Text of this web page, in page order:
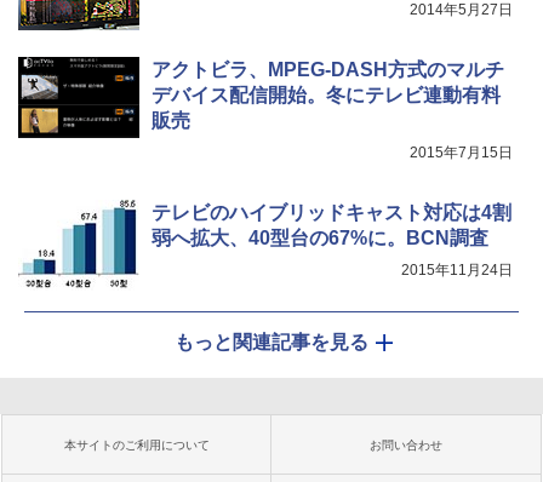
2014年5月27日
アクトビラ、MPEG-DASH方式のマルチ
デバイス配信開始。冬にテレビ連動有料
販売
2015年7月15日
テレビのハイブリッドキャスト対応は4割
弱へ拡大、40型台の67%に。BCN調査
2015年11月24日
もっと関連記事を見る
本サイトのご利用について お問い合わせ